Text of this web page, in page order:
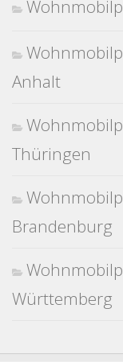
Anhalt
Thüringen
Brandenburg
Württemberg